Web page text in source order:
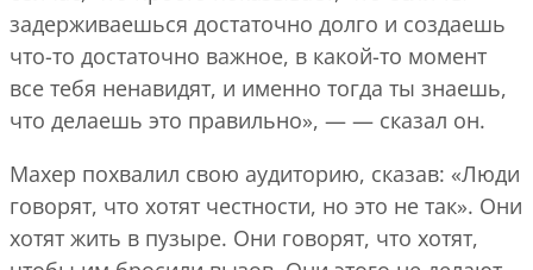
задерживаешься достаточно долго и создаешь
что-то достаточно важное, в какой-то момент
все тебя ненавидят, и именно тогда ты знаешь,
что делаешь это правильно», — — сказал он.
Махер похвалил свою аудиторию, сказав: «Люди
говорят, что хотят честности, но это не так». Они
хотят жить в пузыре. Они говорят, что хотят,